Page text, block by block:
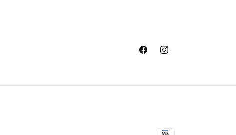
FacebookInstagram